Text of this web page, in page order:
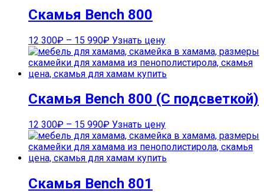
Скамья Bench 800
12 300₽ – 15 990₽ Узнать цену
Скамья Bench 800 (С подсветкой)
12 300₽ – 15 990₽ Узнать цену
Скамья Bench 801